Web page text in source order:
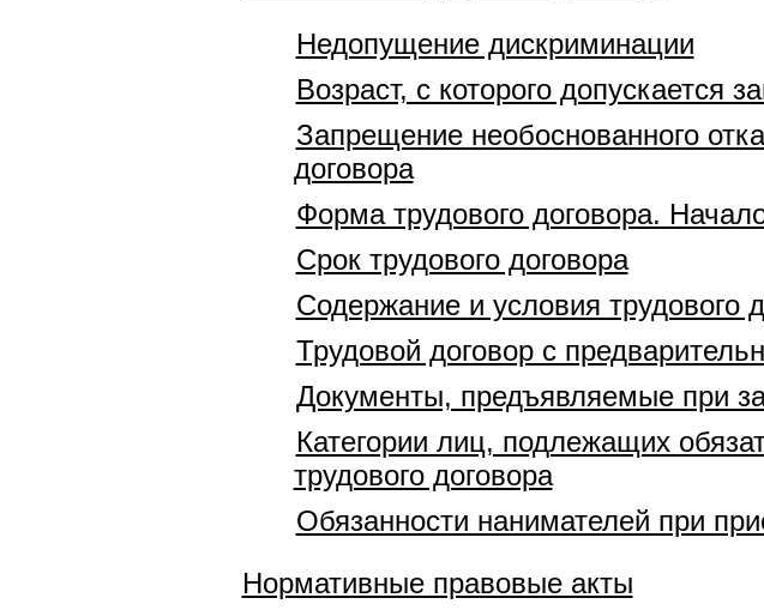
Недопущение дискриминации
Возраст, с которого допускается
Запрещение необоснованного
договора
Форма трудового договора.
Срок трудового договора
Содержание и условия трудового
Трудовой договор с
Документы, предъявляемые при
Категории лиц, подлежащих
трудового договора
Обязанности нанимателей при
Нормативные правовые акты